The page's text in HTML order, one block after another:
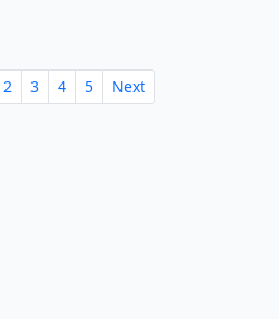
2 3 4 5 Next